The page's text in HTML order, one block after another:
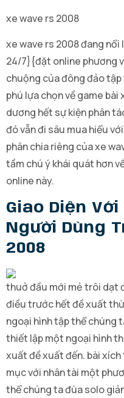
xe wave rs 2008
xe wave rs 2008 đang
24/7}{đặt online phương
chuộng của đông đảo
phú lựa chọn về game
dương hết sự kiện phân
đó vẫn đi sâu mua hiểu
phân chia riêng của xe
tầm chú ý khái quát hơn
online này.
Giao Diện
Người Dùng
2008
thuở đầu mới mẻ trôi dạt
điều trước hết đề xuất
ngoại hình tập thể chúng
thiết lập một ngoại hình
xuất đề xuất đến. bài
mục với nhân tài một
thể chúng ta đùa solo